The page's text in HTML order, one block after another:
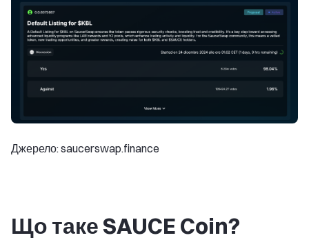
Джерело: saucerswap.finance
Що таке SAUCE Coin?